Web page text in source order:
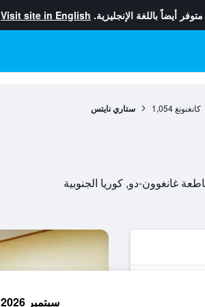
متوفر أيضاً باللغة الإنجليزية. Visit site in English
كانغنونغ 1,054 ستاري نايتس
سبتمبر 2026